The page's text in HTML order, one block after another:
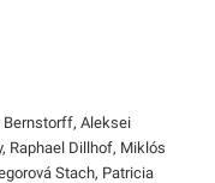
Bernstorff, Aleksei
Raphael Dillhof, Miklós
Stach, Patricia